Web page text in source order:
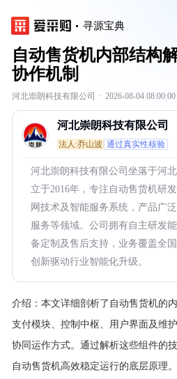
寻源宝典
自动售货机内部结构
协作机制
河北崇朗科技有限公司 · 2026-08-04 08:00:00
河北崇朗科技有限公司
法人:乔山波 通过真实性核验
河北崇朗科技有限公司坐落于河
立于2016年，专注自动售货机研
网技术及智能服务系统，产品广
服务等领域。公司拥有自主研发
备定制及售后支持，业务覆盖全
创新驱动行业智能化升级。
介绍： 本文详细剖析了自动售货机的
支付模块、控制中枢、用户界面及维
协同运作方式。通过解析这些组件的
自动售货机高效稳定运行的底层原理。